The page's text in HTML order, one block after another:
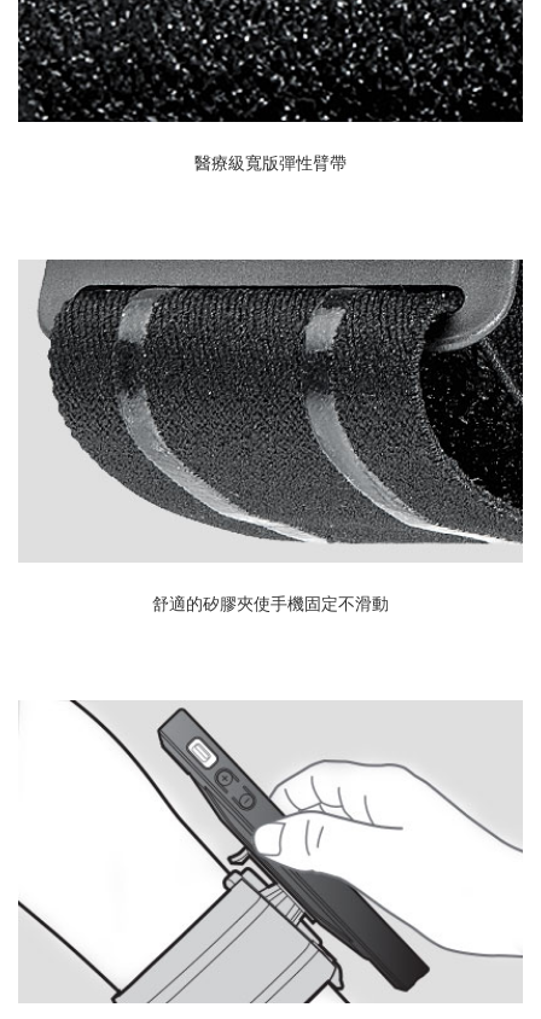
醫療級寬版彈性臂帶
舒適的矽膠夾使手機固定不滑動